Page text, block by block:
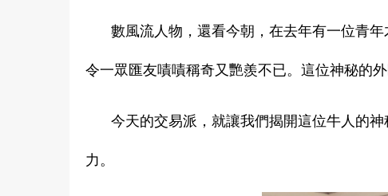
數風流人物，還看今朝，在去年有一位青
令一眾匯友嘖嘖稱奇又艷羨不已。這位神秘的
今天的交易派，就讓我們揭開這位牛人的
力。